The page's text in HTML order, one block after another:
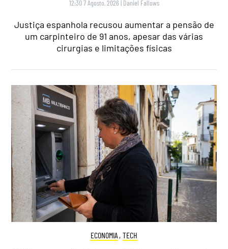
12:30 7 Agosto, 2026 | Daniel Fallows
Justiça espanhola recusou aumentar a pensão de
um carpinteiro de 91 anos, apesar das várias
cirurgias e limitações físicas
ECONOMIA , TECH